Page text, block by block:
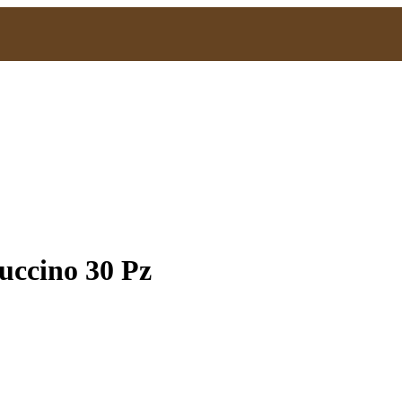
30 Pz